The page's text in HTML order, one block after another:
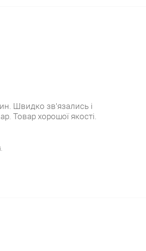
Швидко зв'язались і
Товар хорошої якості.